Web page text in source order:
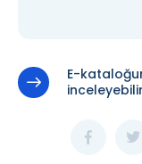
E-